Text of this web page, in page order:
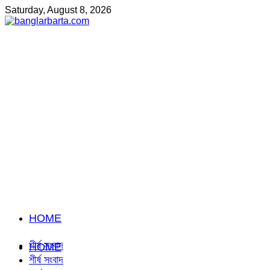
Saturday, August 8, 2026
HOME
শীর্ষ সংবাদ
HOME
শীর্ষ সংবাদ